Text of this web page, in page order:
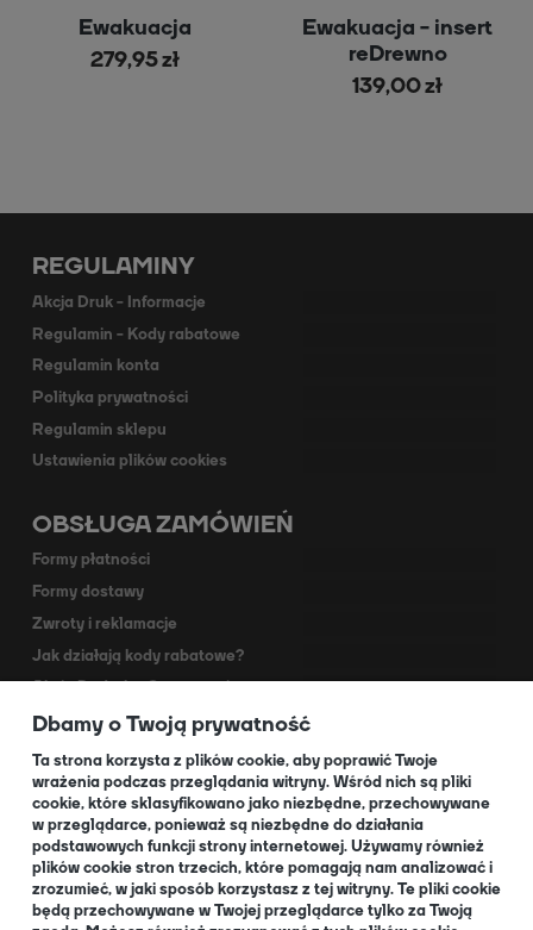
Ewakuacja
279,95 zł
Ewakuacja - insert
reDrewno
139,00 zł
REGULAMINY
Akcja Druk - Informacje
Regulamin - Kody rabatowe
Regulamin konta
Polityka prywatności
Regulamin sklepu
Ustawienia plików cookies
OBSŁUGA ZAMÓWIEŃ
Formy płatności
Formy dostawy
Zwroty i reklamacje
Jak działają kody rabatowe?
Akcja Dodruk - O programie
Kontakt
Dla Partnerów
O NAS
O nas
Dbamy o Twoją prywatność
Ta strona korzysta z plików cookie, aby poprawić Twoje
wrażenia podczas przeglądania witryny. Wśród nich są pliki
cookie, które sklasyfikowano jako niezbędne, przechowywane
w przeglądarce, ponieważ są niezbędne do działania
podstawowych funkcji strony internetowej. Używamy również
plików cookie stron trzecich, które pomagają nam analizować i
zrozumieć, w jaki sposób korzystasz z tej witryny. Te pliki cookie
będą przechowywane w Twojej przeglądarce tylko za Twoją